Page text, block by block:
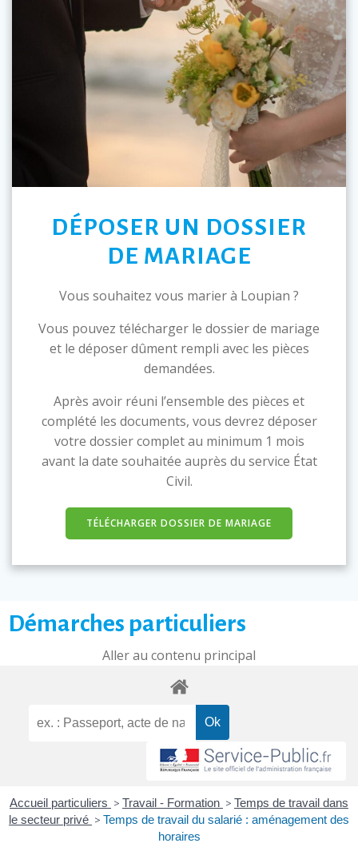
DÉPOSER UN DOSSIER
DE MARIAGE
Vous souhaitez vous marier à Loupian ?
Vous pouvez télécharger le dossier de mariage
et le déposer dûment rempli avec les pièces
demandées.
Après avoir réuni l’ensemble des pièces et
complété les documents, vous devrez déposer
votre dossier complet au minimum 1 mois
avant la date souhaitée auprès du service État
Civil.
TÉLÉCHARGER DOSSIER DE MARIAGE
Démarches particuliers
Aller au contenu principal
Accueil particuliers > Travail - Formation > Temps de travail dans
le secteur privé > Temps de travail du salarié : aménagement des
horaires